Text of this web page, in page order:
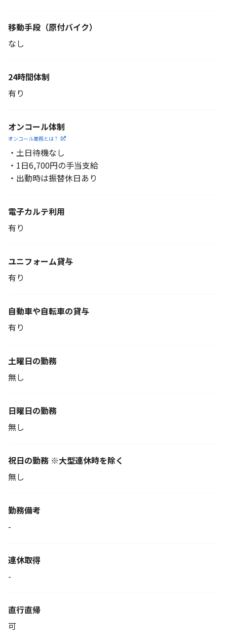
移動手段 （原付バイク）
なし
24時間体制
有り
オンコール体制
オンコール業務とは？
・土日待機なし
・1日6,700円の手当支給
・出動時は振替休日あり
電子カルテ利用
有り
ユニフォーム貸与
有り
自動車や自転車の貸与
有り
土曜日の勤務
無し
日曜日の勤務
無し
祝日の勤務 ※大型連休時を除く
無し
勤務備考
-
連休取得
-
直行直帰
可